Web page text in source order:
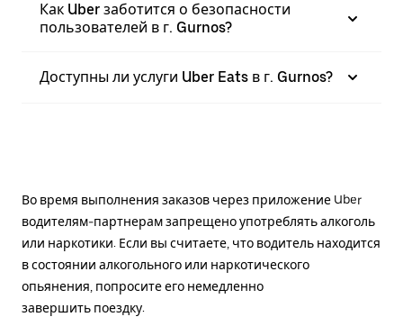
Как Uber заботится о безопасности
пользователей в г. Gurnos?
Доступны ли услуги Uber Eats в г. Gurnos?
Во время выполнения заказов через приложение Uber
водителям-партнерам запрещено употреблять алкоголь
или наркотики. Если вы считаете, что водитель находится
в состоянии алкогольного или наркотического
опьянения, попросите его немедленно
завершить поездку.